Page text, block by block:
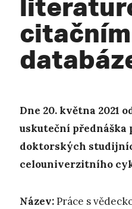
Dne 20. května 2021
uskuteční přednáška
doktorských
celouniverzitního
Název:Práce s